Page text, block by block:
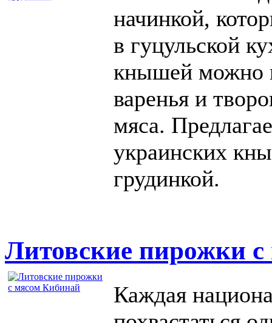
начинкой,
в гуцульской
кнышей можно
варенья и
мяса.
украинских
грудинкой.
Литовские пирожки
Каждая